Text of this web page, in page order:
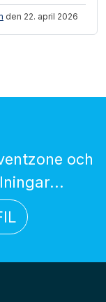
den 22. april 2026
och